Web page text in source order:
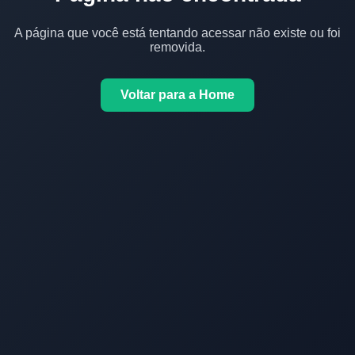
A página que você está tentando acessar não existe ou foi
removida.
Voltar para a Home